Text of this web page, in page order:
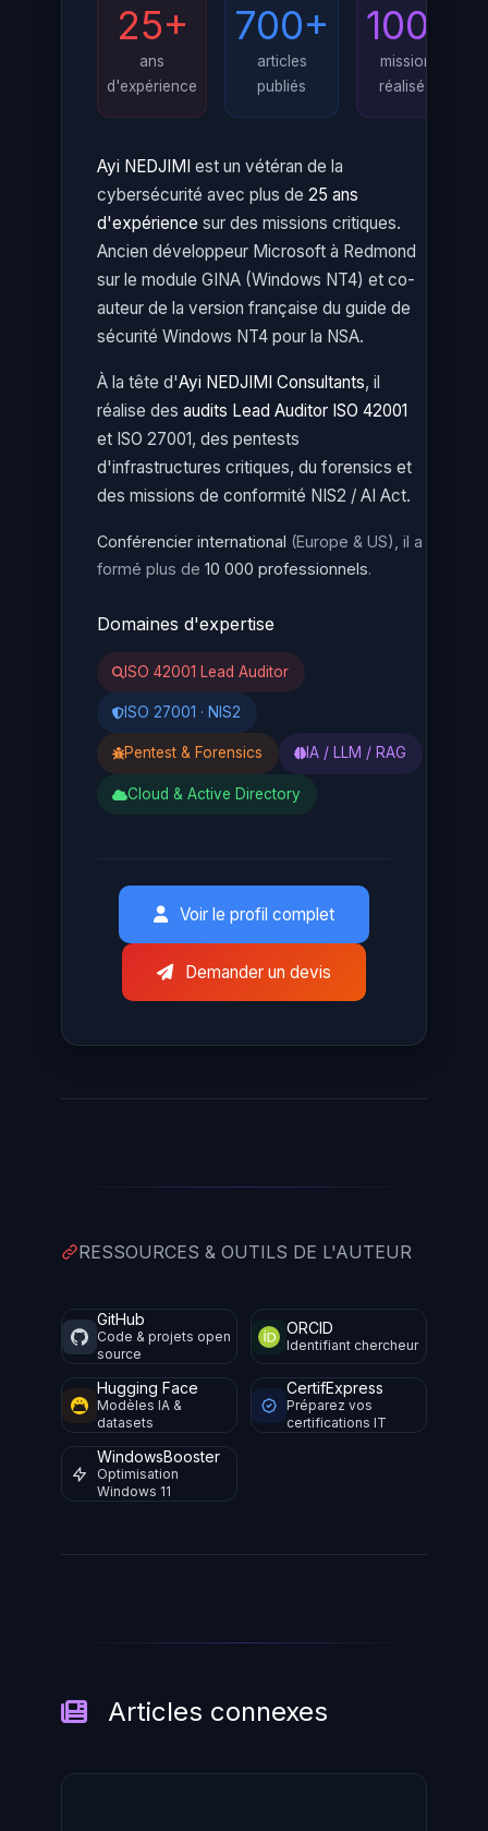
25+
ans
d'expérience
700+
articles
publiés
100+
missions
réalisées
Ayi NEDJIMI est un vétéran de la
cybersécurité avec plus de 25 ans
d'expérience sur des missions critiques.
Ancien développeur Microsoft à Redmond
sur le module GINA (Windows NT4) et co-
auteur de la version française du guide de
sécurité Windows NT4 pour la NSA.
À la tête d'Ayi NEDJIMI Consultants, il
réalise des audits Lead Auditor ISO 42001
et ISO 27001, des pentests
d'infrastructures critiques, du forensics et
des missions de conformité NIS2 / AI Act.
Conférencier international (Europe & US), il a
formé plus de 10 000 professionnels.
Domaines d'expertise
ISO 42001 Lead Auditor
ISO 27001 · NIS2
Pentest & Forensics IA / LLM / RAG
Cloud & Active Directory
Voir le profil complet
Demander un devis
RESSOURCES & OUTILS DE L'AUTEUR
GitHub
Code & projets open
source
ORCID
Identifiant chercheur
Hugging Face
Modèles IA &
datasets
CertifExpress
Préparez vos
certifications IT
WindowsBooster
Optimisation
Windows 11
Articles connexes